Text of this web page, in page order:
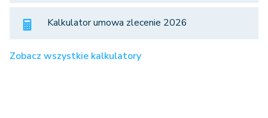
Kalkulator umowa zlecenie 2026
Zobacz wszystkie kalkulatory